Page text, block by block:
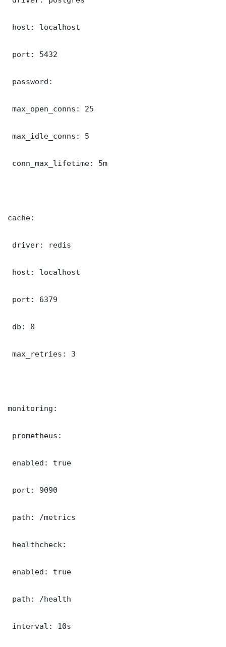
host: localhost
port: 5432
password:
max_open_conns: 25
max_idle_conns: 5
conn_max_lifetime: 5m
cache:
driver: redis
host: localhost
port: 6379
db: 0
max_retries: 3
monitoring:
prometheus:
enabled: true
port: 9090
path: /metrics
healthcheck:
enabled: true
path: /health
interval: 10s